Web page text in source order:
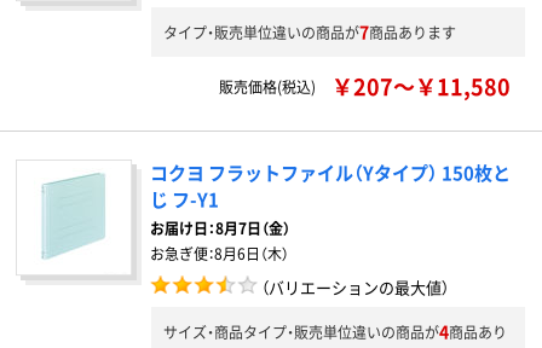
タイプ・販売単位違いの商品が7商品あります
販売価格(税込) ￥207～￥11,580
コクヨ フラットファイル（Yタイプ） 150枚と
じ フ-Y1
お届け日：8月7日（金）
お急ぎ便：8月6日（木）
（バリエーションの最大値）
サイズ・商品タイプ・販売単位違いの商品が4商品あり